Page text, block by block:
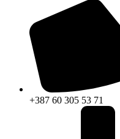
+387 60 305 53 71